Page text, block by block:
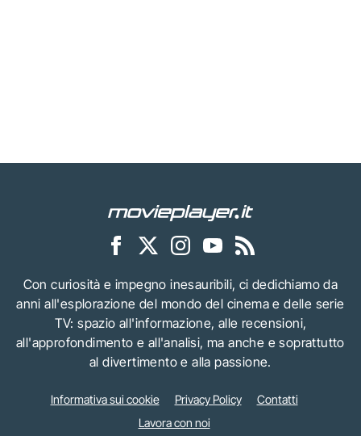
Con curiosità e impegno inesauribili, ci dedichiamo da
anni all'esplorazione del mondo del cinema e delle serie
TV: spazio all'informazione, alle recensioni,
all'approfondimento e all'analisi, ma anche e soprattutto
al divertimento e alla passione.
Informativa sui cookie Privacy Policy
Contatti
Lavora con noi